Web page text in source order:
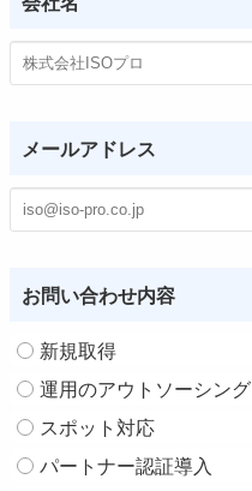
メールアドレス
お問い合わせ内容
新規取得
運用のアウトソーシング
スポット対応
パートナー認証導入